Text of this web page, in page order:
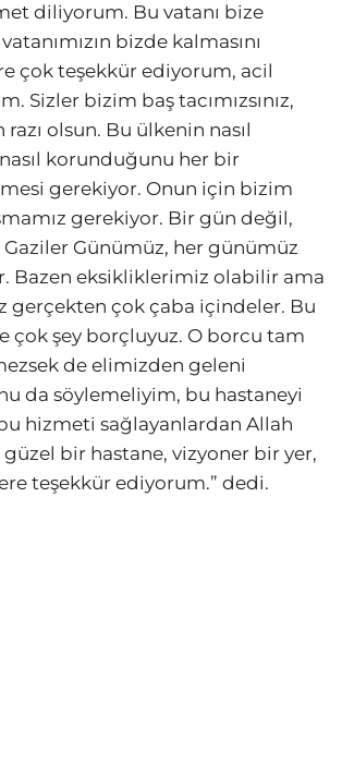
diliyorum. Bu vatanı bize
bizde kalmasını
çok teşekkür ediyorum, acil
Sizler bizim baş tacımızsınız,
olsun. Bu ülkenin nasıl
nasıl korunduğunu her bir
gerekiyor. Onun için bizim
gerekiyor. Bir gün değil,
Günümüz, her günümüz
Bazen eksikliklerimiz olabilir ama
gerçekten çok çaba içindeler. Bu
çok şey borçluyuz. O borcu tam
de elimizden geleni
da söylemeliyim, bu hastaneyi
hizmeti sağlayanlardan Allah
güzel bir hastane, vizyoner bir yer,
teşekkür ediyorum.” dedi.